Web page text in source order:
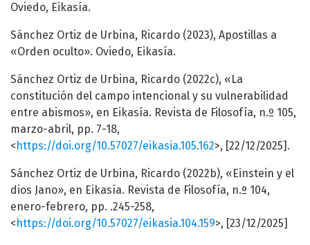
Oviedo, Eikasía.
Sánchez Ortiz de Urbina, Ricardo (2023), Apostillas a
«Orden oculto». Oviedo, Eikasía.
Sánchez Ortiz de Urbina, Ricardo (2022c), «La
constitución del campo intencional y su vulnerabilidad
entre abismos», en Eikasía. Revista de Filosofía, n.º 105,
marzo-abril, pp. 7-18,
<https://doi.org/10.57027/eikasia.105.162>, [22/12/2025].
Sánchez Ortiz de Urbina, Ricardo (2022b), «Einstein y el
dios Jano», en Eikasía. Revista de Filosofía, n.º 104,
enero-febrero, pp. .245-258,
<https://doi.org/10.57027/eikasia.104.159>, [23/12/2025]